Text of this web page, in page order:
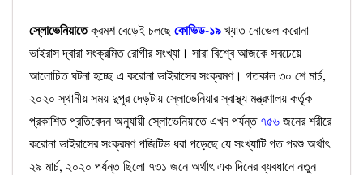
স্লোভেনিয়াতেক্রমশ বেড়েই চলছেকোভিড-১৯খ্যাত নোভেল করোনা
ভাইরাস দ্বারা সংক্রমিত রোগীর সংখ্যা। সারা বিশ্বে আজকে সবচেয়ে
আলোচিত ঘটনা হচ্ছে এ করোনা ভাইরাসের সংক্রমণ। গতকাল ৩০ শে মার্চ,
২০২০ স্থানীয় সময় দুপুর দেড়টায় স্লোভেনিয়ার স্বাস্থ্য মন্ত্রণালয় কর্তৃক
প্রকাশিত প্রতিবেদন অনুযায়ী স্লোভেনিয়াতে এখন পর্যন্ত৭৫৬জনের শরীরে
করোনা ভাইরাসের সংক্রমণ পজিটিভ ধরা পড়েছে যে সংখ্যাটি গত পরশু অর্থাৎ
২৯ মার্চ, ২০২০ পর্যন্ত ছিলো ৭৩১ জনে অর্থাৎ এক দিনের ব্যবধানে নতুন